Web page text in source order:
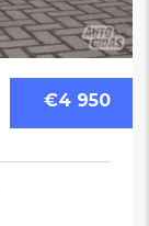
€4 950